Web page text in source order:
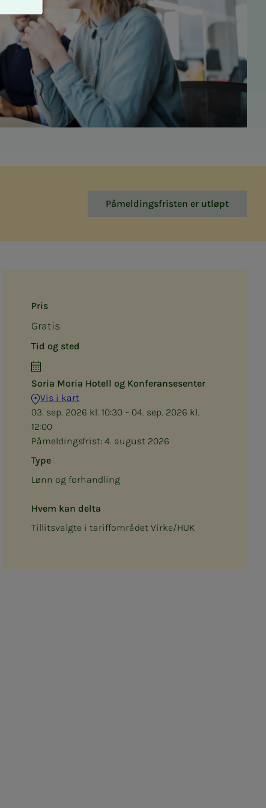
Påmeldingsfristen er utløpt
Pris
Gratis
Tid og sted
Soria Moria Hotell og Konferansesenter
Vis i kart
03. sep. 2026 kl. 10:30 – 04. sep. 2026 kl.
12:00
Påmeldingsfrist:4. august 2026
Type
Lønn og forhandling
Hvem kan delta
Tillitsvalgte i tariffområdet Virke/HUK